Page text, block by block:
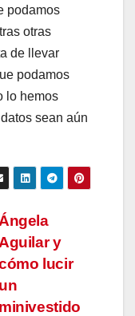
podamos
otras
de llevar
podamos
lo hemos
sean aún
Ángela
Aguilar y
lucir
un
minivestido